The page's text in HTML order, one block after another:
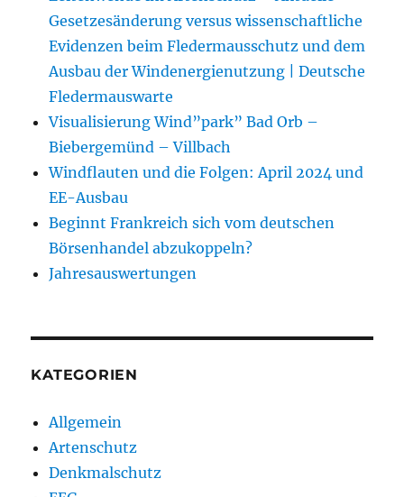
Gesetzesänderung versus wissenschaftliche
Evidenzen beim Fledermausschutz und dem
Ausbau der Windenergienutzung | Deutsche
Fledermauswarte
Visualisierung Wind”park” Bad Orb –
Biebergemünd – Villbach
Windflauten und die Folgen: April 2024 und
EE-Ausbau
Beginnt Frankreich sich vom deutschen
Börsenhandel abzukoppeln?
Jahresauswertungen
KATEGORIEN
Allgemein
Artenschutz
Denkmalschutz